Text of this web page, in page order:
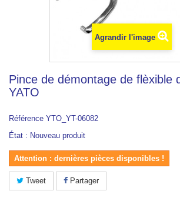
Agrandir l'image
Pince de démontage de flèxible
YATO
Référence YTO_YT-06082
État : Nouveau produit
Attention : dernières pièces disponibles !
Tweet Partager